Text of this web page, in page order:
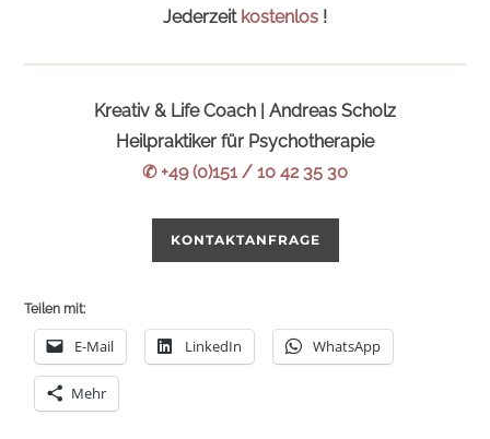
Jederzeit kostenlos !
Kreativ & Life Coach | Andreas Scholz
Heilpraktiker für Psychotherapie
✆ +49 (0)151 / 10 42 35 30
KONTAKTANFRAGE
Teilen mit:
E-Mail LinkedIn WhatsApp
Mehr